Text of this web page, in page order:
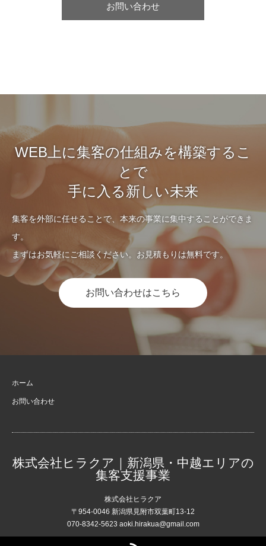
お問い合わせ
WEB上に集客の仕組みを構築するこ
とで
手に入る新しい未来
集客を外部に任せることで、本来の事業に集中することができま
す。
まずはお気軽にご相談ください。お見積もりは無料です。
お問い合わせはこちら
ホーム
お問い合わせ
株式会社ヒラクア｜新潟県・中越エリアの
集客支援事業
株式会社ヒラクア
〒954-0046 新潟県見附市双葉町13-12
070-8342-5623 aoki.hirakua@gmail.com